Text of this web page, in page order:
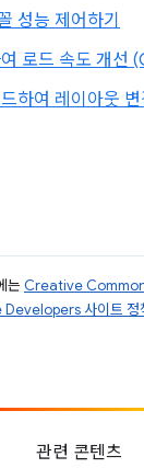
성능 제어하기
로드 속도 개선
하여 레이아웃
는 Creative
사이트 정
관련 콘텐츠